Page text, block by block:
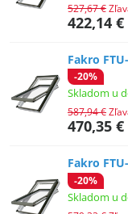
422,14 €
527,67 €
Fakro
-20%
Skladom u
470,35 €
587,94 €
Fakro
-20%
Skladom u